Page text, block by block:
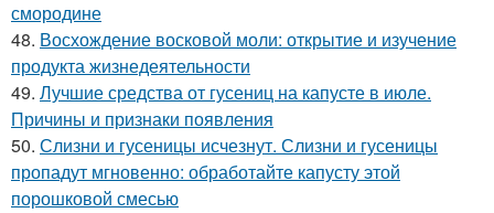
смородине
48. Восхождение восковой моли: открытие и изучение
продукта жизнедеятельности
49. Лучшие средства от гусениц на капусте в июле.
Причины и признаки появления
50. Слизни и гусеницы исчезнут. Слизни и гусеницы
пропадут мгновенно: обработайте капусту этой
порошковой смесью